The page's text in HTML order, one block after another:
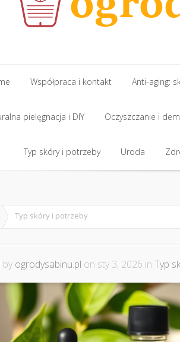
Współpraca i kontakt
Współpraca i kontakt
Anti-aging:
Anti-aging:
pielęgnacja i DIY
pielęgnacja i DIY
Oczyszczanie i
Oczyszczanie i
Typ skóry i potrzeby Uroda
Typ skóry i potrzeby
by ogrodysabinu.pl on sty 3, 2026 in Typ